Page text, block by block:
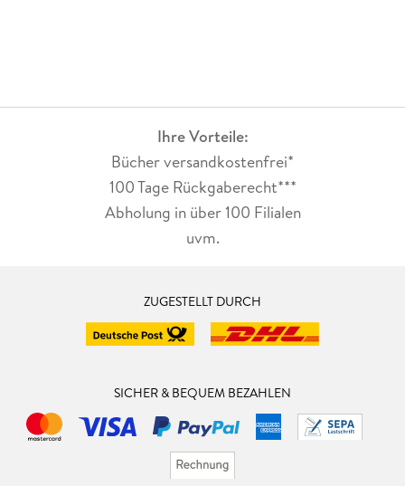
Ihre Vorteile:
Bücher versandkostenfrei*
100 Tage Rückgaberecht***
Abholung in über 100 Filialen
uvm.
ZUGESTELLT DURCH
SICHER & BEQUEM BEZAHLEN